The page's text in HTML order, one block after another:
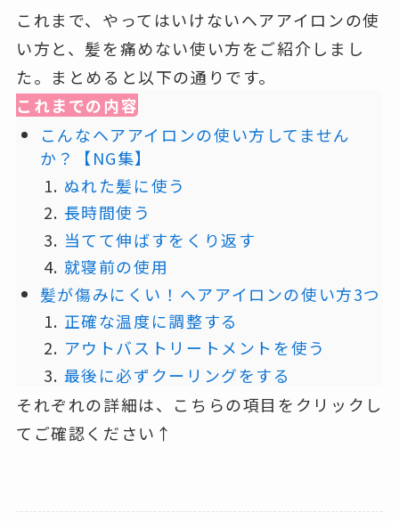
これまで、やってはいけないヘアアイロンの使
い方と、髪を痛めない使い方をご紹介しまし
た。まとめると以下の通りです。
これまでの内容
こんなヘアアイロンの使い方してません
か？【NG集】
ぬれた髪に使う
長時間使う
当てて伸ばすをくり返す
就寝前の使用
髪が傷みにくい！ヘアアイロンの使い方3つ
正確な温度に調整する
アウトバストリートメントを使う
最後に必ずクーリングをする
それぞれの詳細は、こちらの項目をクリックし
てご確認ください↑